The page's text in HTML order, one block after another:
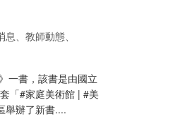
、教師動態、
一書，該書是由國立
「#家庭美術館 | #美
舉辦了新書....